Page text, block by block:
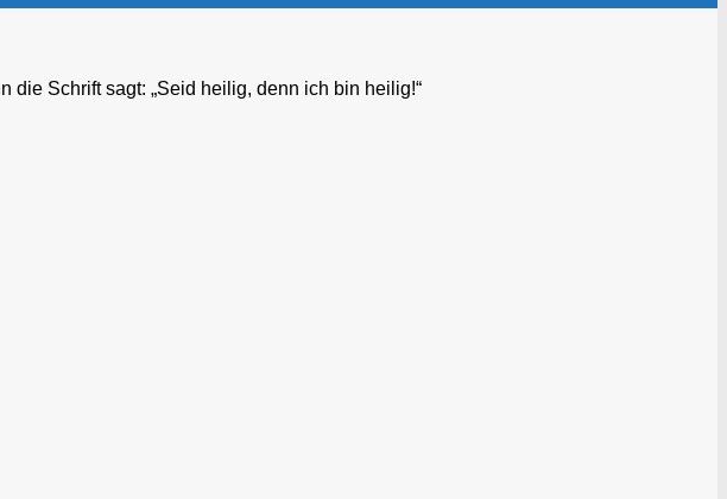
die Schrift sagt: „Seid heilig, denn ich bin heilig!“